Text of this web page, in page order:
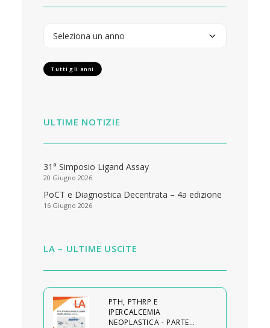
Tutti gli anni
ULTIME NOTIZIE
31° Simposio Ligand Assay
20 Giugno 2026
PoCT e Diagnostica Decentrata – 4a edizione
16 Giugno 2026
LA – ULTIME USCITE
PTH, PTHRP E
IPERCALCEMIA
NEOPLASTICA - PARTE…